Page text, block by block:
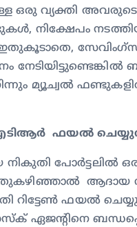
ഒരു വ്യക്തി അവരുടെ
നിക്ഷേപം
ഇതുകൂടാതെ,
മ്യൂച്വൽ
ഫയൽ
പോർട്ടലിൽ
ആദായ
റിട്ടേൺ ഫയൽ
ഏജന്റിനെ